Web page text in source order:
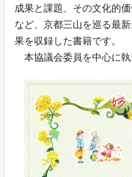
成果と課題、その文化的
など、京都三山を巡る最
果を収録した書籍です。
本協議会委員を中心に執